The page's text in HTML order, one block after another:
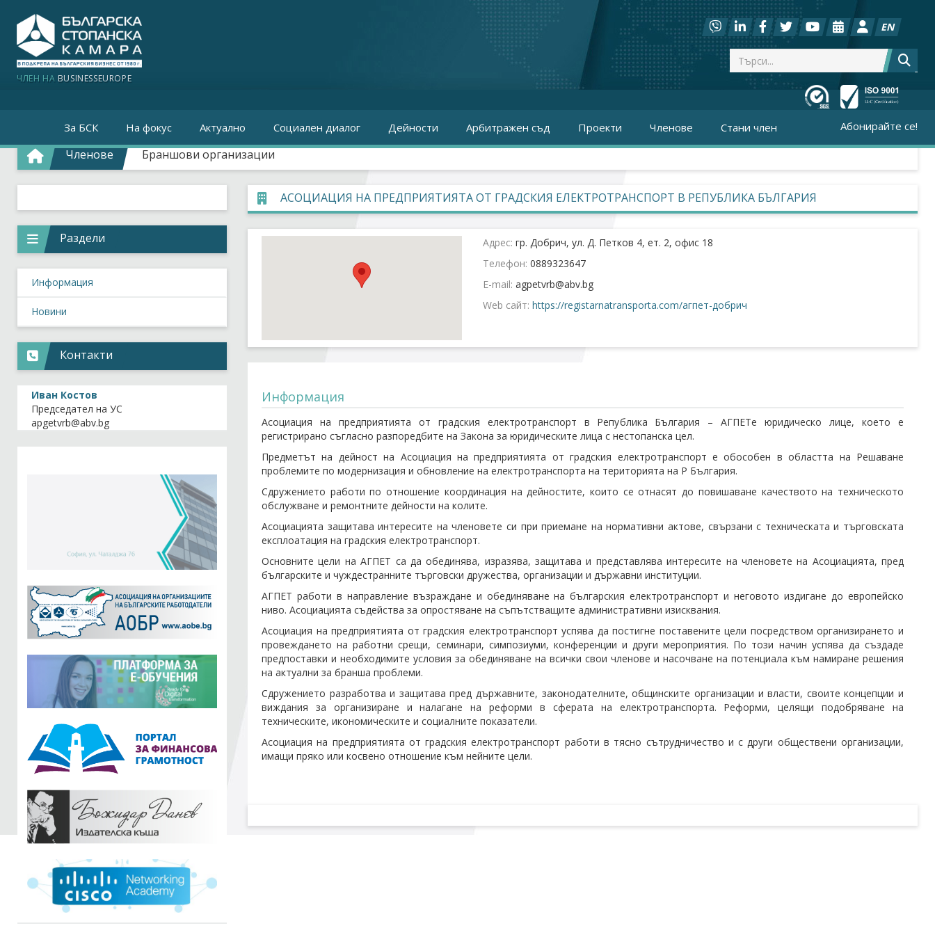
ЧЛЕН НА BUSINESSEUROPE
EN
За БСК На фокус Актуално Социален диалог Дейности Арбитражен съд Проекти Членове Стани член Абонирайте се!
Членове Браншови организации
АСОЦИАЦИЯ НА ПРЕДПРИЯТИЯТА ОТ ГРАДСКИЯ ЕЛЕКТРОТРАНСПОРТ В РЕПУБЛИКА БЪЛГАРИЯ
Адрес: гр. Добрич, ул. Д. Петков 4, ет. 2, офис 18
Телефон: 0889323647
E-mail:
Web сайт: https://registarnatransporta.com/агпет-добрич
Информация
Асоциация на предприятията от градския електротранспорт в Република България – АГПЕТе юридическо лице, което е
регистрирано съгласно разпоредбите на Закона за юридическите лица с нестопанска цел.
Предметът на дейност на Асоциация на предприятията от градския електротранспорт е обособен в областта на Решаване
проблемите по модернизация и обновление на електротранспорта на територията на Р България.
Сдружението работи по отношение координация на дейностите, които се отнасят до повишаване качеството на техническото
обслужване и ремонтните дейности на колите.
Асоциацията защитава интересите на членовете си при приемане на нормативни актове, свързани с техническата и търговската
експлоатация на градския електротранспорт.
Основните цели на АГПЕТ са да обединява, изразява, защитава и представлява интересите на членовете на Асоциацията, пред
българските и чуждестранните търговски дружества, организации и държавни институции.
АГПЕТ работи в направление възраждане и обединяване на българския електротранспорт и неговото издигане до европейско
ниво. Асоциацията съдейства за опростяване на съпътстващите административни изисквания.
Асоциация на предприятията от градския електротранспорт успява да постигне поставените цели посредством организирането и
провеждането на работни срещи, семинари, симпозиуми, конференции и други мероприятия. По този начин успява да създаде
предпоставки и необходимите условия за обединяване на всички свои членове и насочване на потенциала към намиране решения
на актуални за бранша проблеми.
Сдружението разработва и защитава пред държавните, законодателните, общинските организации и власти, своите концепции и
виждания за организиране и налагане на реформи в сферата на електротранспорта. Реформи, целящи подобряване на
техническите, икономическите и социалните показатели.
Асоциация на предприятията от градския електротранспорт работи в тясно сътрудничество и с други обществени организации,
имащи пряко или косвено отношение към нейните цели.
Раздели
Информация
Новини
Контакти
Иван Костов
Председател на УС